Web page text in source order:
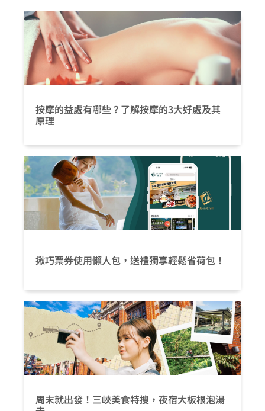
按摩的益處有哪些？了解按摩的3大好處及其
原理
揪巧票券使用懶人包，送禮獨享輕鬆省荷包！
周末就出發！三峽美食特搜，夜宿大板根泡湯